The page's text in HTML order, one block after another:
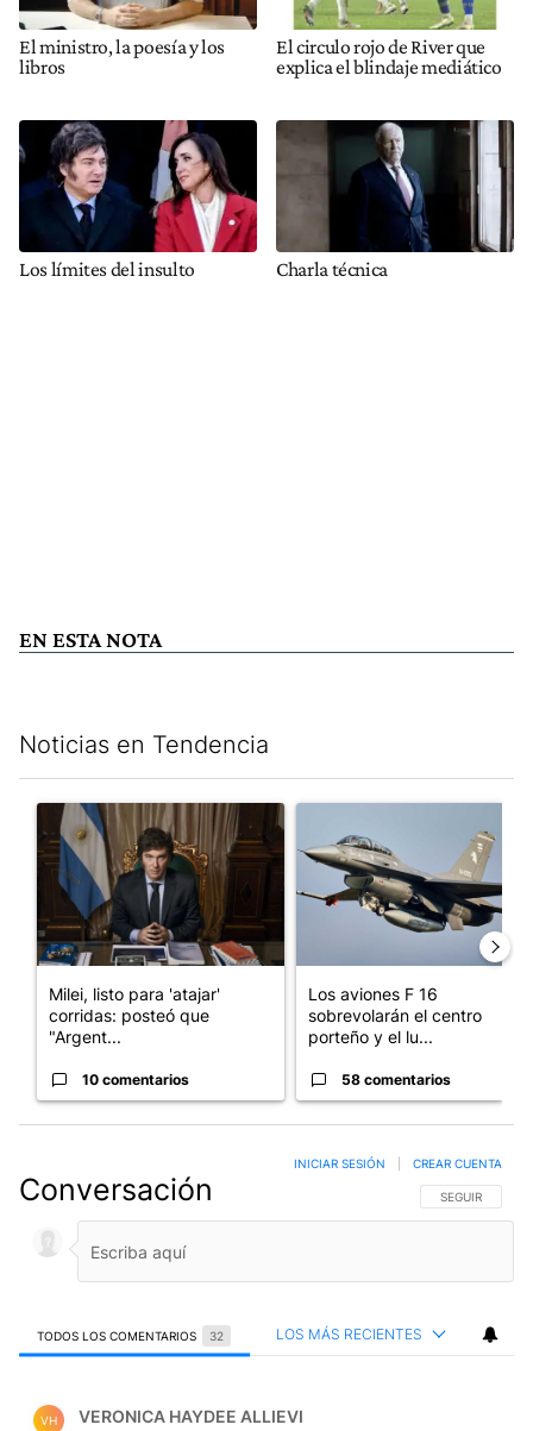
El ministro, la poesía y los
libros
El circulo rojo de River que
explica el blindaje mediático
Los límites del insulto Charla técnica
EN ESTA NOTA
Noticias en Tendencia
Un artículo de tendencia con el título "Milei, listo para 'atajar'
Milei, listo para 'atajar'
corridas: posteó que
"Argent...
10 comentarios
Los aviones F 16
sobrevolarán el centro
porteño y el lu...
58 comentarios
Conversación SIGA ESTA
SEGUIR
INICIAR SESIÓN CREAR CUENTA
TODOS LOS COMENTARIOS 32 LOS MÁS RECIENTES
VH VERONICA HAYDEE ALLIEVI